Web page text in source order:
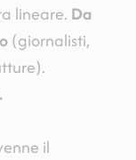
lineare. Da
(giornalisti,
il